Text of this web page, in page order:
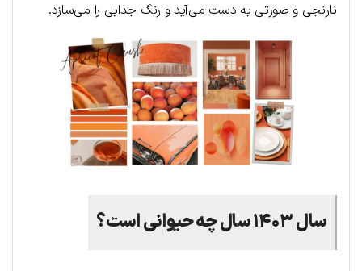
نارنجی و صورتی به دست می‌آید و رنگ جذابی را می‌سازد.
سال ۱۴۰۳ سال چه حیوانی است؟